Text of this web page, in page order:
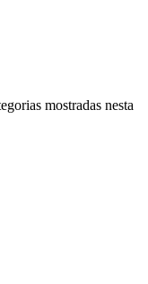
mostradas nesta